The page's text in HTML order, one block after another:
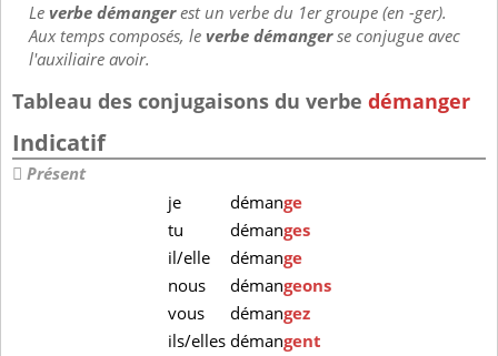
Leverbe démangerest un verbe du 1er groupe (en -ger).
Aux temps composés, leverbe démangerse conjugue avec
l'auxiliaire avoir.
Tableau des conjugaisons du verbe démanger
Indicatif
Présent
je
démange
tu
démanges
il/elle
démange
nous
démangeons
vous
démangez
ils/elles démangent